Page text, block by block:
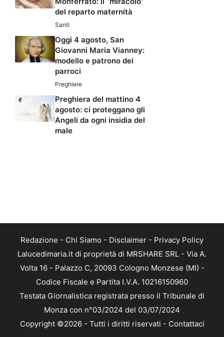
del reparto maternità
Santi
Oggi 4 agosto, San
Giovanni Maria Vianney:
modello e patrono dei
parroci
Preghiere
Preghiera del mattino 4
agosto: ci proteggano gli
Angeli da ogni insidia del
male
Redazione - Chi Siamo - Disclaimer - Privacy Policy
Lalucedimaria.it di proprietà di MRSHARE SRL - Via A.
Volta 16 - Palazzo C, 20093 Cologno Monzese (MI) -
Codice Fiscale e Partita I.V.A. 10216150960
Testata Giornalistica registrata presso il Tribunale di
Monza con n°03/2024 del 03/07/2024
Copyright ©2026 - Tutti i diritti riservati - Contattaci